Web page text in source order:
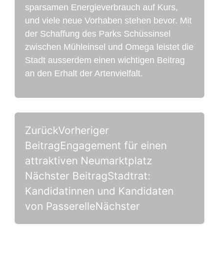
sparsamen Energieverbrauch auf Kurs,
und viele neue Vorhaben stehen bevor. Mit
der Schaffung des Parks Schüssinsel
zwischen Mühleinsel und Omega leistet die
Stadt ausserdem einen wichtigen Beitrag
an den Erhalt der Artenvielfalt.
ZurückVorheriger
BeitragEngagement für einen
attraktiven Neumarktplatz
Nächster BeitragStadtrat:
Kandidatinnen und Kandidaten
von PasserelleNächster